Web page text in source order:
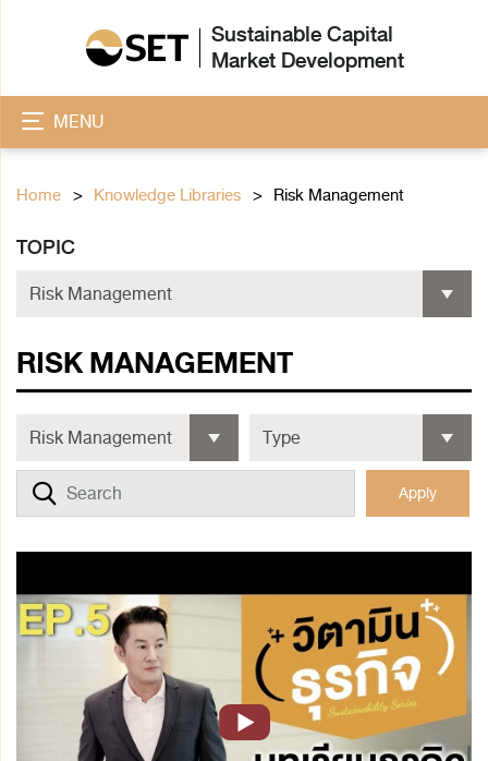
Sustainable Capital
Market Development
MENU
Home Knowledge Libraries Risk Management
TOPIC
RISK MANAGEMENT
Apply